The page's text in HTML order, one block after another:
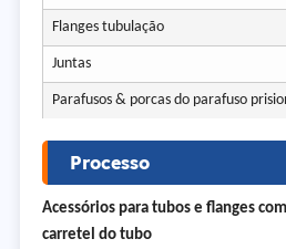
Flanges tubulação
Juntas
Parafusos & porcas do parafuso
Processo
Acessórios para tubos e flanges
carretel do tubo